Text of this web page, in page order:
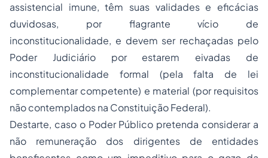
assistencial imune, têm suas validades e eficácias
duvidosas, por flagrante vício de
inconstitucionalidade, e devem ser rechaçadas pelo
Poder Judiciário por estarem eivadas de
inconstitucionalidade formal (pela falta de lei
complementar competente) e material (por requisitos
não contemplados na Constituição Federal).
Destarte, caso o Poder Público pretenda considerar a
não remuneração dos dirigentes de entidades